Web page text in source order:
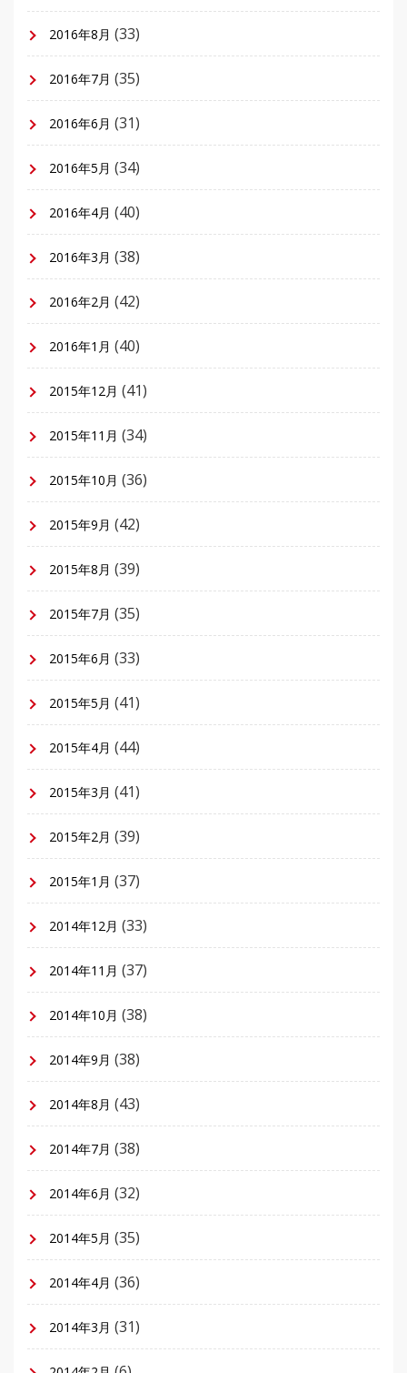
2016年8月 (33)
2016年7月 (35)
2016年6月 (31)
2016年5月 (34)
2016年4月 (40)
2016年3月 (38)
2016年2月 (42)
2016年1月 (40)
2015年12月 (41)
2015年11月 (34)
2015年10月 (36)
2015年9月 (42)
2015年8月 (39)
2015年7月 (35)
2015年6月 (33)
2015年5月 (41)
2015年4月 (44)
2015年3月 (41)
2015年2月 (39)
2015年1月 (37)
2014年12月 (33)
2014年11月 (37)
2014年10月 (38)
2014年9月 (38)
2014年8月 (43)
2014年7月 (38)
2014年6月 (32)
2014年5月 (35)
2014年4月 (36)
2014年3月 (31)